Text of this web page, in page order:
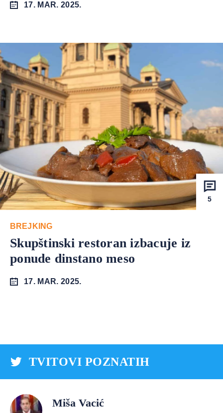
17. MAR. 2025.
5
BREJKING
Skupštinski restoran izbacuje iz
ponude dinstano meso
17. MAR. 2025.
TVITOVI POZNATIH
Miša Vacić